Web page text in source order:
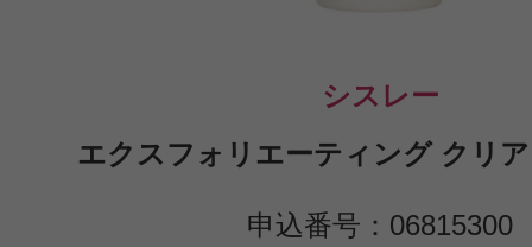
シスレー
エクスフォリエーティング クリ
申込番号：06815300